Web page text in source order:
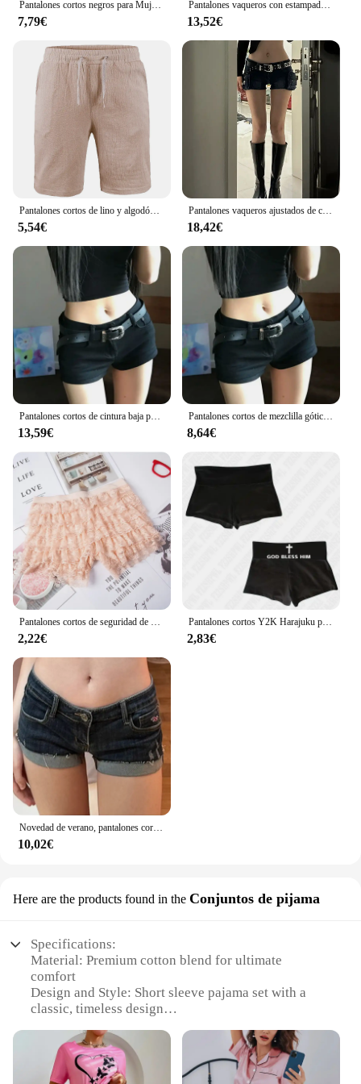
Pantalones cortos negros para Mujer, Ropa Retro con borde crudo, Correa con cremallera, cintura baja, súper pantalones vaqueros, diseño Y2k
7,79€
Pantalones vaqueros con estampado de leopardo para mujer, Pantalón corto estilo basura, informal, ajustado, cintura baja, estilo Retro americano
13,52€
Pantalones cortos de lino y algodón para hombre, Shorts transpirables de lino de Color sólido, holgados, informales, con cordones
5,54€
Pantalones vaqueros ajustados de cintura baja para mujer, pantalones cortos de mezclilla de Color sólido, Goblin, Y2k, clásico, Sexy, gyuu, Dark Academia
18,42€
Pantalones cortos de cintura baja para mujer, chicas picantes de verano Y2K, elasticidad que combina con todo, moda coreana Sexy, S-5XL ajustado que cubre la cadera, acogedor
13,59€
Pantalones cortos de mezclilla góticos para mujer, ropa de calle de cintura baja, ajustada, Sexy, estilo Punk Chic, color negro, Y2k, Verano
8,64€
Pantalones cortos de seguridad de encaje con volantes, Pantalón elástico Lolita, pantalones cortos de seguridad con lazo informal, pantalones cortos anticaminar, sección delgada de verano
2,22€
Pantalones cortos Y2K Harajuku para mujer, ropa de calle con estampado de letras góticas, Hip Hop, Punk, Emo Girl, americana, Retro, informal, Sexy, Verano
2,83€
Novedad de verano, pantalones cortos vaqueros de cintura baja para mujer, pantalones cortos coreanos ajustados para niñas, pantalones vaqueros elásticos sexis de color azul profundo para envolver la cadera
10,02€
Here are the products found in the Conjuntos de pijama
Specifications:
Material: Premium cotton blend for ultimate
comfort
Design and Style: Short sleeve pajama set with a
classic, timeless design
at home
Performance and Property: Breathable fabric
ensures a cool night's sleep